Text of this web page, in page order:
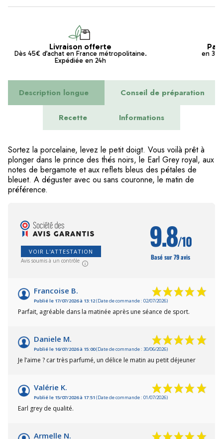
Livraison offerte
Dès 45€ d’achat en France métropolitaine.
Expédiée en 24h
en 3x
Description longue Conseil de préparation
Recette Informations
Sortez la porcelaine, levez le petit doigt. Vous voilà prêt à
plonger dans le prince des thés noirs, le Earl Grey royal, aux
notes de bergamote et aux reflets bleus des pétales de
bleuet. A déguster avec ou sans couronne, le matin de
préférence.
VOIR L'ATTESTATION
Avis soumis à un contrôle
9.8/10
Basé sur 79 avis
Francoise B.
Publié le 17/07/2026 à 13:12(Date de commande : 02/07/2026)
Parfait, agréable dans la matinée après une séance de sport.
Daniele M.
Publié le 16/07/2026 à 15:00(Date de commande : 30/06/2026)
Je l’aime ? car très parfumé, un délice le matin au petit déjeuner
Valérie K.
Publié le 15/07/2026 à 17:51 (Date de commande : 01/07/2026)
Earl grey de qualité.
Armelle N.